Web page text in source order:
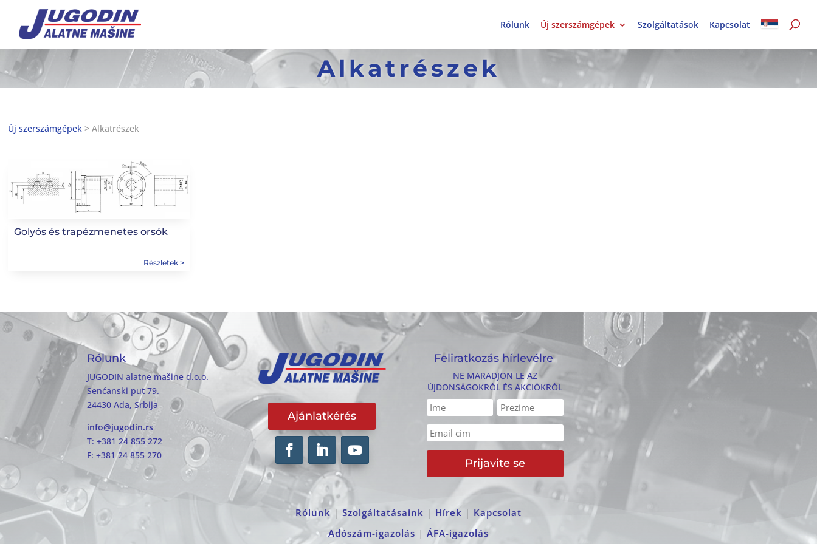
Rólunk Új szerszámgépek Szolgáltatások Kapcsolat
Alkatrészek
Új szerszámgépek > Alkatrészek
Golyós és trapézmenetes orsók
Rólunk
JUGODIN alatne mašine d.o.o.
Senćanski put 79.
24430 Ada, Srbija
info@jugodin.rs
T: +381 24 855 272
F: +381 24 855 270
Ajánlatkérés
Feliratkozás hírlevélre
NE MARADJON LE AZ
ÚJDONSÁGOKRÓL ÉS AKCIÓKRÓL
Prijavite se
Rólunk| Szolgáltatásaink | Hírek | Kapcsolat
Adószám-igazolás | ÁFA-igazolás